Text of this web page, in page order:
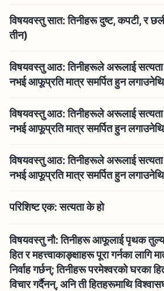
विषयवस्तु सात: तिनीहरू दुष्ट, कपटी, र
तीन)
विषयवस्तु आठ: तिनीहरूले अरूलाई सत्यता
नभई आफूप्रति मात्र समर्पित हुन
विषयवस्तु आठ: तिनीहरूले अरूलाई सत्यता
नभई आफूप्रति मात्र समर्पित हुन
विषयवस्तु आठ: तिनीहरूले अरूलाई सत्यता
नभई आफूप्रति मात्र समर्पित हुन
परिशिष्ट एक: सत्यता के हो
विषयवस्तु नौ: तिनीहरू आफूलाई पृथक
हित र महत्त्वाकाङ्क्षाहरू पूरा गर्नका लागि
निर्वाह गर्छन्; तिनीहरू परमेश्‍वरको घरका
विचार गर्दैनन्, अनि ती हितहरूमाथि